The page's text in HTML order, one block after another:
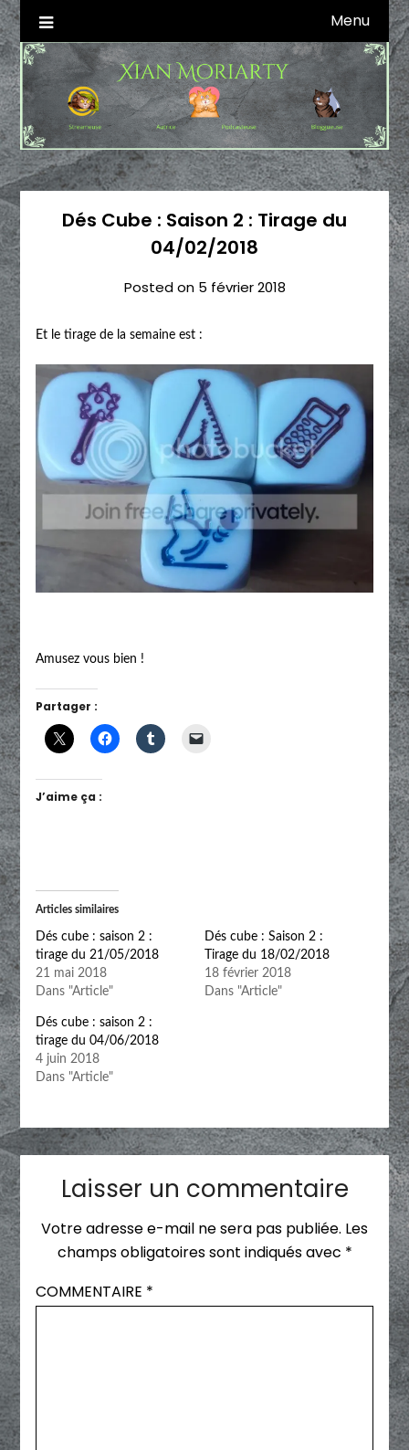
Skip
to
content
Xian Moriarty
Autrice SFFF & Blogueuse & Streameuse Menu
Dés Cube : Saison 2 : Tirage du
04/02/2018
Posted on 5 février 2018
Et le tirage de la semaine est :
Amusez vous bien !
Partager :
J’aime ça :
Articles similaires
Dés cube : saison 2 :
tirage du 21/05/2018
21 mai 2018
Dans "Article"
Dés cube : Saison 2 :
Tirage du 18/02/2018
18 février 2018
Dans "Article"
Dés cube : saison 2 :
tirage du 04/06/2018
4 juin 2018
Dans "Article"
Laisser un commentaire
Votre adresse e-mail ne sera pas publiée. Les
champs obligatoires sont indiqués avec *
COMMENTAIRE *